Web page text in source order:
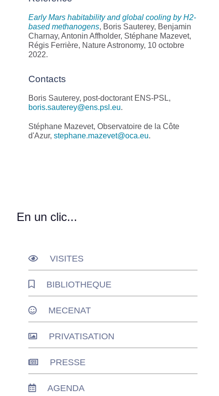
Early Mars habitability and global cooling by H2-
based methanogens, Boris Sauterey, Benjamin
Charnay, Antonin Affholder, Stéphane Mazevet,
Régis Ferrière, Nature Astronomy, 10 octobre
2022.
Contacts
Boris Sauterey, post-doctorant ENS-PSL,
boris.sauterey@ens.psl.eu.
Stéphane Mazevet, Observatoire de la Côte
d'Azur, stephane.mazevet@oca.eu.
En un clic...
VISITES
BIBLIOTHEQUE
MECENAT
PRIVATISATION
PRESSE
AGENDA